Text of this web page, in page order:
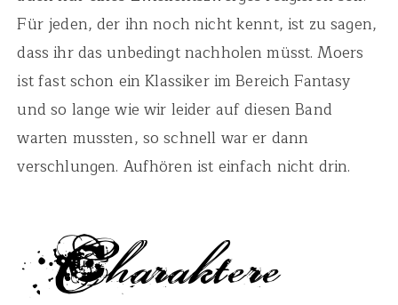
Für jeden, der ihn noch nicht kennt, ist zu sagen,
dass ihr das unbedingt nachholen müsst. Moers
ist fast schon ein Klassiker im Bereich Fantasy
und so lange wie wir leider auf diesen Band
warten mussten, so schnell war er dann
verschlungen. Aufhören ist einfach nicht drin.